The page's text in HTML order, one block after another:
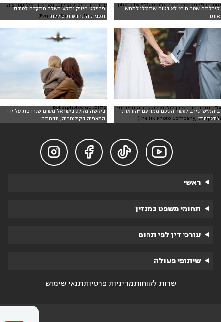
קיבלתם שטר חוב? לא בטוח שתוכלו לממש
אותו
photo by SDRandCo from morgueFile.com
פרויקט חיזוק נתקע בשלב מתקדם לטובת
תכנית התחדשות כוללת
עו"ד דוד רייכרט (צילום: מאי מזוז, אילוסטרציה:
Evgeniy Surzhan, Unsplash)
ביהמ״ש סירב לאשר הסכם ממון עם ״הוראות
צוואתיות״
עו"ד תומר מורדכי בן לולו (אילוסטרציה חיצונית:
The HK Photo Company, Unsplash)
ביקשה מקלט בישראל משום שנרדפת על ידי
המאפיה בקולומביה, ונדחתה
צילום: Dollarphotoclub




ראשי
תחומי משפט במגזין
עורכי דין לפי תחום
שיתופי פעולה
שרות לקוחותמדיניות פרטיותתנאי שימוש